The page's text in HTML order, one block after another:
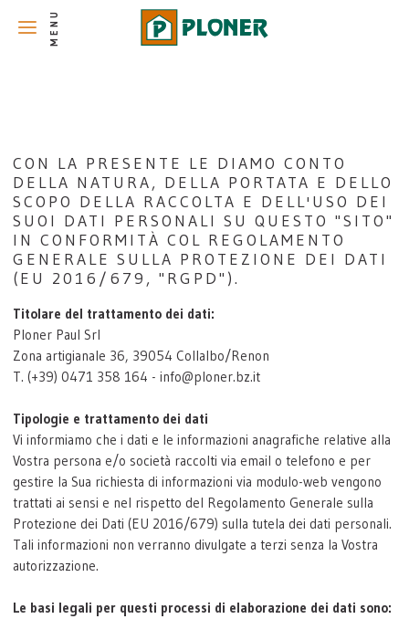
CON LA PRESENTE LE DIAMO CONTO
DELLA NATURA, DELLA PORTATA E DELLO
SCOPO DELLA RACCOLTA E DELL'USO DEI
SUOI DATI PERSONALI SU QUESTO "SITO"
IN CONFORMITÀ COL REGOLAMENTO
GENERALE SULLA PROTEZIONE DEI DATI
(EU 2016/679, "RGPD").
Titolare del trattamento dei dati:
Ploner Paul Srl
Zona artigianale 36, 39054 Collalbo/Renon
T. (+39) 0471 358 164 - info@ploner.bz.it
Tipologie e trattamento dei dati
Vi informiamo che i dati e le informazioni anagrafiche relative alla
Vostra persona e/o società raccolti via email o telefono e per
gestire la Sua richiesta di informazioni via modulo-web vengono
trattati ai sensi e nel rispetto del Regolamento Generale sulla
Protezione dei Dati (EU 2016/679) sulla tutela dei dati personali.
Tali informazioni non verranno divulgate a terzi senza la Vostra
autorizzazione.
Le basi legali per questi processi di elaborazione dei dati sono: